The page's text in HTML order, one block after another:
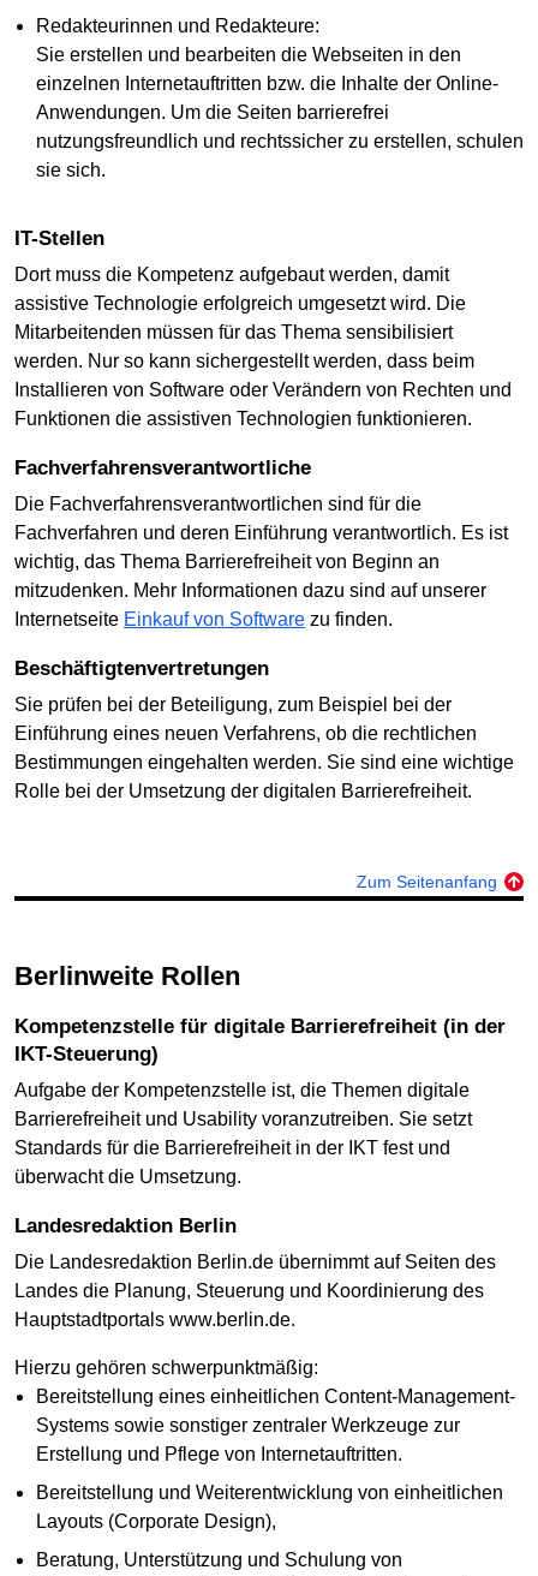
Redakteurinnen und Redakteure:
Sie erstellen und bearbeiten die Webseiten in den
einzelnen Internetauftritten bzw. die Inhalte der Online-
Anwendungen. Um die Seiten barrierefrei
nutzungsfreundlich und rechtssicher zu erstellen, schulen
sie sich.
IT-Stellen
Dort muss die Kompetenz aufgebaut werden, damit
assistive Technologie erfolgreich umgesetzt wird. Die
Mitarbeitenden müssen für das Thema sensibilisiert
werden. Nur so kann sichergestellt werden, dass beim
Installieren von Software oder Verändern von Rechten und
Funktionen die assistiven Technologien funktionieren.
Fachverfahrensverantwortliche
Die Fachverfahrensverantwortlichen sind für die
Fachverfahren und deren Einführung verantwortlich. Es ist
wichtig, das Thema Barrierefreiheit von Beginn an
mitzudenken. Mehr Informationen dazu sind auf unserer
Internetseite Einkauf von Software zu finden.
Beschäftigtenvertretungen
Sie prüfen bei der Beteiligung, zum Beispiel bei der
Einführung eines neuen Verfahrens, ob die rechtlichen
Bestimmungen eingehalten werden. Sie sind eine wichtige
Rolle bei der Umsetzung der digitalen Barrierefreiheit.
Zum Seitenanfang
Berlinweite Rollen
Kompetenzstelle für digitale Barrierefreiheit (in der
IKT-Steuerung)
Aufgabe der Kompetenzstelle ist, die Themen digitale
Barrierefreiheit und Usability voranzutreiben. Sie setzt
Standards für die Barrierefreiheit in der IKT fest und
überwacht die Umsetzung.
Landesredaktion Berlin
Die Landesredaktion Berlin.de übernimmt auf Seiten des
Landes die Planung, Steuerung und Koordinierung des
Hauptstadtportals www.berlin.de.
Hierzu gehören schwerpunktmäßig:
Bereitstellung eines einheitlichen Content-Management-
Systems sowie sonstiger zentraler Werkzeuge zur
Erstellung und Pflege von Internetauftritten.
Bereitstellung und Weiterentwicklung von einheitlichen
Layouts (Corporate Design),
Beratung, Unterstützung und Schulung von